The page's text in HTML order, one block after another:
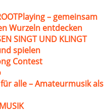
– gemeinsam
Wurzeln entdecken
SINGT UND KLINGT
spielen
Contest
alle – Amateurmusik als